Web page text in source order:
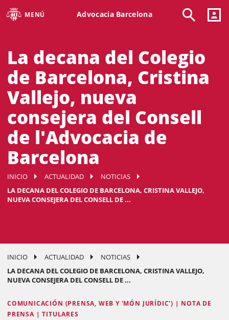
MENÚ Advocacia Barcelona
La decana del Colegio
de Barcelona, Cristina
Vallejo, nueva
consejera del Consell
de l'Advocacia de
Barcelona
INICIO ACTUALIDAD
NOTICIAS
LA DECANA DEL COLEGIO DE BARCELONA, CRISTINA VALLEJO,
NUEVA CONSEJERA DEL CONSELL DE ...
INICIO ACTUALIDAD
NOTICIAS
LA DECANA DEL COLEGIO DE BARCELONA, CRISTINA VALLEJO,
NUEVA CONSEJERA DEL CONSELL DE ...
COMUNICACIÓN (PRENSA, WEB Y 'MÓN JURÍDIC') | NOTA DE
PRENSA | TITULARES